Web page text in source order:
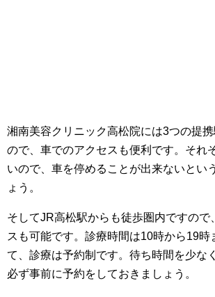
湘南美容クリニック高松院には3つの提
ので、車でのアクセスも便利です。それ
いので、車を停めることが出来ないとい
ょう。
そしてJR高松駅からも徒歩圏内ですので
スも可能です。診療時間は10時から19時
て、診療は予約制です。待ち時間を少な
必ず事前に予約をしておきましょう。